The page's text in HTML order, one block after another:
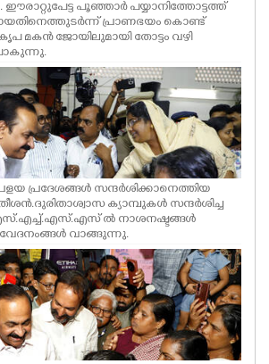
പൂഞ്ഞാർ പയ്യാനിത്തോട്ടത്ത്
പ്രാണഭയം കൊണ്ട്
മകൻ ജോയിലുമായി തോട്ടം വഴി
പ്രദേശങ്ങൾ സന്ദർശിക്കാനെത്തിയ
ക്യാമ്പുകൾ സന്ദർശിച്ച
ൽ നാശനഷ്ടങ്ങൾ
വാങ്ങുന്നു.